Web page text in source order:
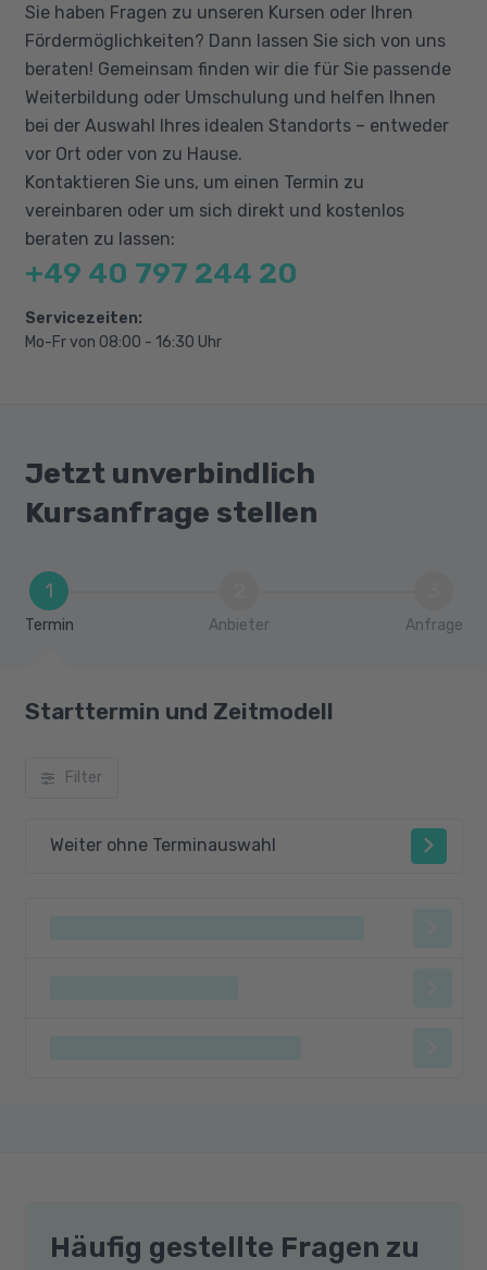
Funktionen
Klassen, Objekte, Datenkapselung,
Vererbung, Polymorphie, Dateien
lesen/schreiben
Grafische Benutzeroberflächen (GUI)
Netzwerk-Programmierung, Client-Server-
Anwendung
Prüfungsvorbereitung Certified Associate
Python Programmer
Einführung in Cloud-Technologien und AWS
Grundlagen des Machine Learning,
Learning
DevOps und MLOps
erfordert eine hohe IT-Affinität und erweiterte
PC-Kenntnisse, einen sicheren Umgang mit
Windows und der Ordnerstruktur auf dem PC
und der Arbeit mit Dateien. Ebenso werden
gute Kenntnisse in den Grundlagen der
Softwareentwicklung, der Objektorientierung
und der Datenbanksprache SQL
vorausgesetzt.
Sie haben Fragen zu unseren Kursen oder Ihren
Fördermöglichkeiten? Dann lassen Sie sich von uns
beraten! Gemeinsam finden wir die für Sie passende
Weiterbildung oder Umschulung und helfen Ihnen
bei der Auswahl Ihres idealen Standorts – entweder
vor Ort oder von zu Hause.
Kontaktieren Sie uns, um einen Termin zu
vereinbaren oder um sich direkt und kostenlos
beraten zu lassen:
+49 40 797 244 20
Servicezeiten:
Mo-Fr von 08:00 - 16:30 Uhr
Jetzt unverbindlich
Kursanfrage stellen
1
Termin Anbieter Anfrage
Starttermin und Zeitmodell
Filter
Weiter ohne Terminauswahl
Häufig gestellte Fragen zu